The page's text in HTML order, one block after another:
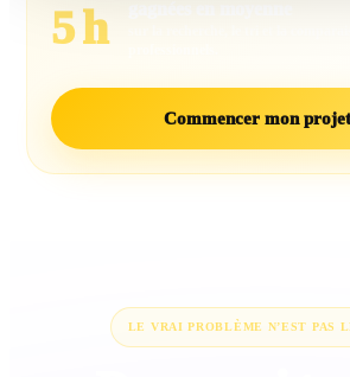
5 h
Commencer mon projet
LE VRAI PROBLÈME N’EST PAS